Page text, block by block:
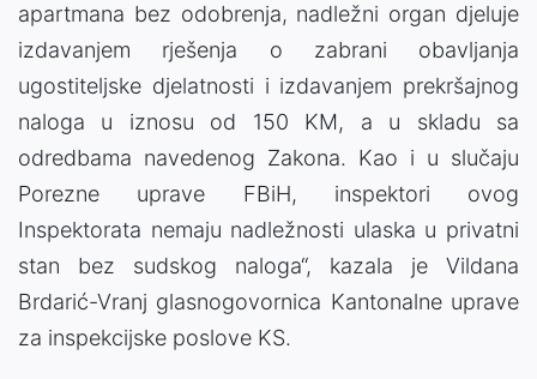
apartmana bez odobrenja, nadležni organ djeluje
izdavanjem rješenja o zabrani obavljanja
ugostiteljske djelatnosti i izdavanjem prekršajnog
naloga u iznosu od 150 KM, a u skladu sa
odredbama navedenog Zakona. Kao i u slučaju
Porezne uprave FBiH, inspektori ovog
Inspektorata nemaju nadležnosti ulaska u privatni
stan bez sudskog naloga“, kazala je Vildana
Brdarić-Vranj glasnogovornica Kantonalne uprave
za inspekcijske poslove KS.